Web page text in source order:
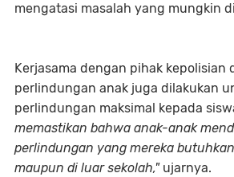
mengatasi masalah yang mungkin
Kerjasama dengan pihak kepolisian
perlindungan anak juga dilakukan
perlindungan maksimal kepada
memastikan bahwa anak-anak
perlindungan yang mereka
maupun di luar sekolah,"ujarnya.